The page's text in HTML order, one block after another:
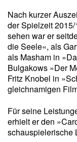
Nach kurzer
der Spielzeit
sehen war er
die Seele«, als
als Masham in
Bulgakows »Der
Fritz Knobel in
gleichnamigen
Für seine
erhielt er den
schauspielerische